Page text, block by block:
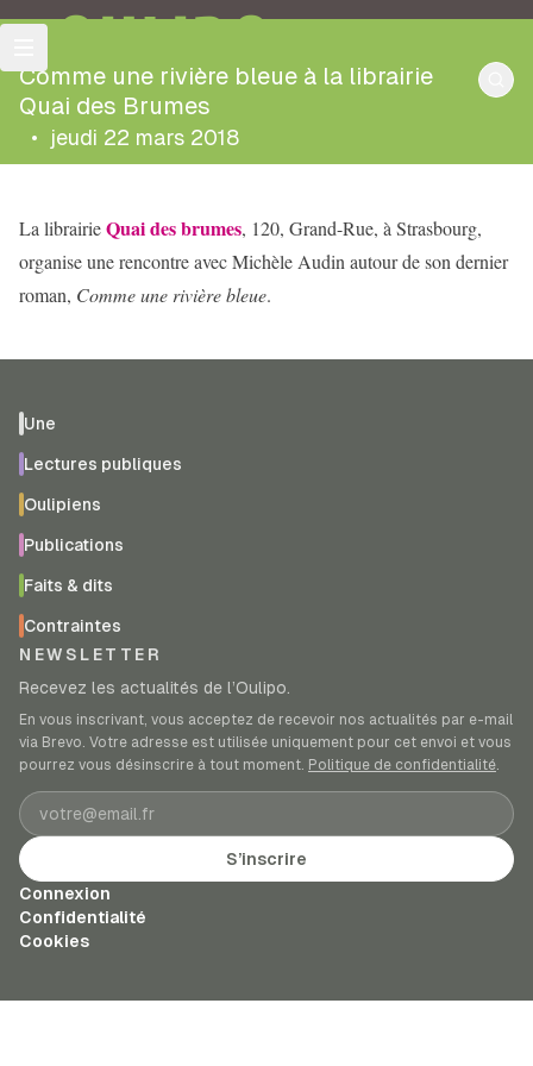
OULIPO
Comme une rivière bleue à la librairie
Quai des Brumes
• jeudi 22 mars 2018
La librairieQuai des brumes, 120, Grand-Rue, à Strasbourg,
organise une rencontre avec Michèle Audin autour de son dernier
roman, Comme une rivière bleue.
Une
Lectures publiques
Oulipiens
Publications
Faits & dits
Contraintes
NEWSLETTER
Recevez les actualités de l’Oulipo.
En vous inscrivant, vous acceptez de recevoir nos actualités par e-mail
via Brevo. Votre adresse est utilisée uniquement pour cet envoi et vous
pourrez vous désinscrire à tout moment. Politique de confidentialité.
Adresse e-mail
S’inscrire
Connexion
Confidentialité
Cookies